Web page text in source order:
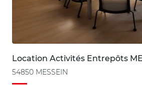
Location Activités Entrepôts
54850 MESSEIN